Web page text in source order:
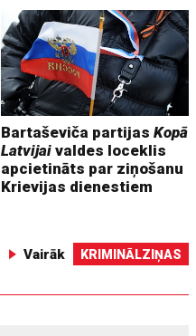
Bartaševiča partijasKopā
Latvijai valdes loceklis
apcietināts par ziņošanu
Krievijas dienestiem
Vairāk KRIMINĀLZIŅAS